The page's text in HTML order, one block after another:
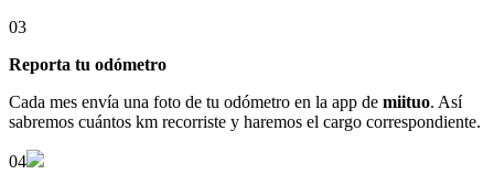
03
Reporta tu odómetro
Cada mes envía una foto de tu odómetro en la app de miituo. Así
sabremos cuántos km recorriste y haremos el cargo correspondiente.
04